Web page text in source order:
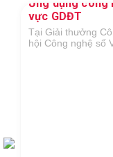
Ứng dụng
vực GDĐT
Tại Giải thưởng
hội Công nghệ số